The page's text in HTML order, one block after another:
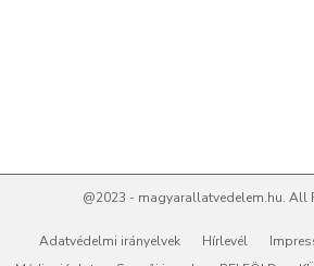
@2023 - magyarallatvedelem.hu. All
Adatvédelmi irányelvek Hírlevél